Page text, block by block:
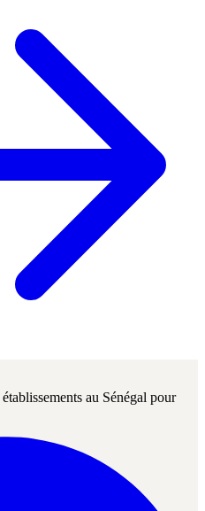
au Sénégal pour